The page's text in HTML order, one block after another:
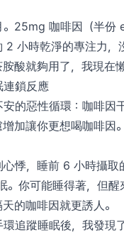
。25mg 咖啡因（半份
2 小時乾淨的專注力，
酸就夠用了，我現在
連鎖反應
的惡性循環：咖啡因
加讓你更想喝咖啡因
心悸，睡前 6 小時攝取
。你可能睡得著，但醒
的咖啡因就更誘人。
追蹤睡眠後，我發現